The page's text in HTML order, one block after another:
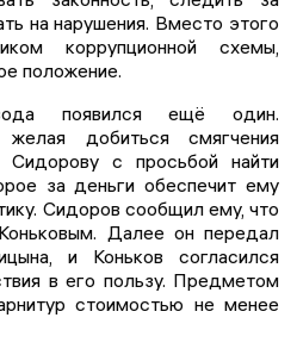
на нарушения. Вместо этого
коррупционной схемы,
положение.
появился ещё один.
добиться смягчения
Сидорову с просьбой найти
за деньги обеспечит ему
Сидоров сообщил ему, что
Далее он передал
и Коньков согласился
в его пользу. Предметом
стоимостью не менее